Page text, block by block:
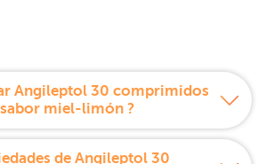
Angileptol 30 comprimidos
sabor miel-limón ?
de Angileptol 30